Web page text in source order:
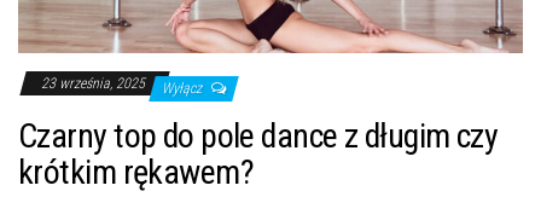
23 września, 2025 Wyłącz
Czarny top do pole dance z długim czy
krótkim rękawem?